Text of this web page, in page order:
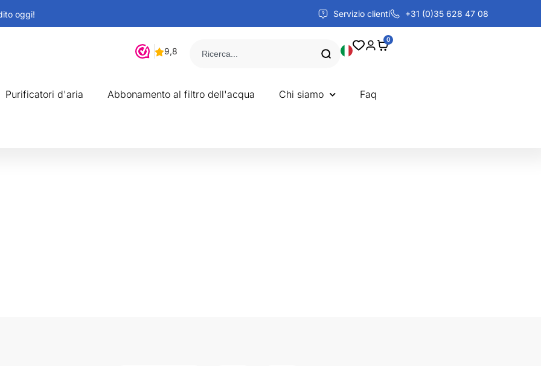
oggi! Servizio clienti +31 (0)35 628 47 08
0
Purificatori d'aria Abbonamento al filtro dell'acqua Chi siamo Faq